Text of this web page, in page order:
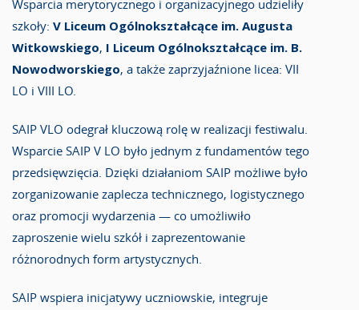
Wsparcia merytorycznego i organizacyjnego udzieliły
szkoły: V Liceum Ogólnokształcące im. Augusta
Witkowskiego, I Liceum Ogólnokształcące im. B.
Nowodworskiego, a także zaprzyjaźnione licea: VII
LO i VIII LO.
SAIP VLO odegrał kluczową rolę w realizacji festiwalu.
Wsparcie SAIP V LO było jednym z fundamentów tego
przedsięwzięcia. Dzięki działaniom SAIP możliwe było
zorganizowanie zaplecza technicznego, logistycznego
oraz promocji wydarzenia — co umożliwiło
zaproszenie wielu szkół i zaprezentowanie
różnorodnych form artystycznych.
SAIP wspiera inicjatywy uczniowskie, integruje